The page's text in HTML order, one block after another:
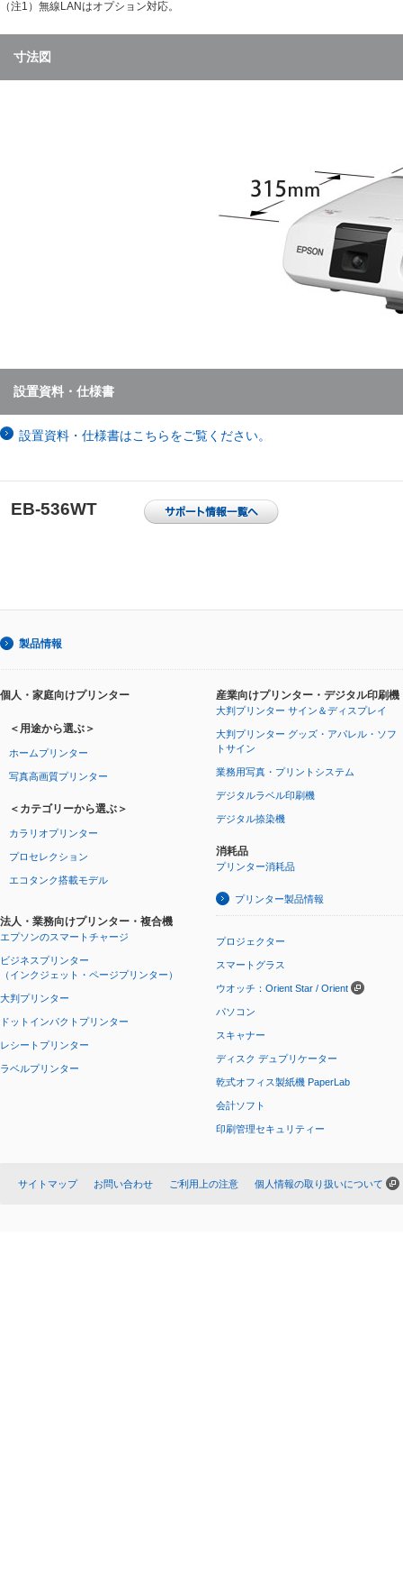
（注1） 無線LANはオプション対応。
寸法図
設置資料・仕様書
設置資料・仕様書はこちらをご覧ください。
EB-536WT
製品情報
個人・家庭向けプリンター
＜用途から選ぶ＞
ホームプリンター
写真高画質プリンター
＜カテゴリーから選ぶ＞
カラリオプリンター
プロセレクション
エコタンク搭載モデル
法人・業務向けプリンター・複合機
エプソンのスマートチャージ
ビジネスプリンター
（インクジェット・ページプリンター）
大判プリンター
ドットインパクトプリンター
レシートプリンター
ラベルプリンター
産業向けプリンター・デジタル印刷機
大判プリンター サイン＆ディスプレイ
大判プリンター グッズ・アパレル・ソフ
トサイン
業務用写真・プリントシステム
デジタルラベル印刷機
デジタル捺染機
消耗品
プリンター消耗品
プリンター製品情報
プロジェクター
スマートグラス
ウオッチ：Orient Star / Orient
パソコン
スキャナー
ディスク デュプリケーター
乾式オフィス製紙機 PaperLab
会計ソフト
印刷管理セキュリティー
サイトマップ お問い合わせ ご利用上の注意 個人情報の取り扱いについて